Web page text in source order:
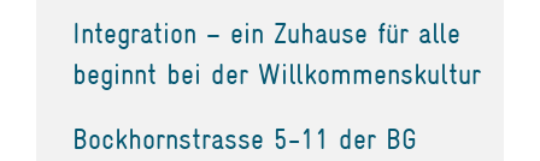
Integration – ein Zuhause für alle
beginnt bei der Willkommenskultur
Bockhornstrasse 5-11 der BG